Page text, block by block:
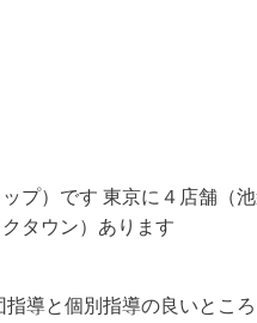
プ）です 東京に４店舗（
タウン）あります
導と個別指導の良いとこ